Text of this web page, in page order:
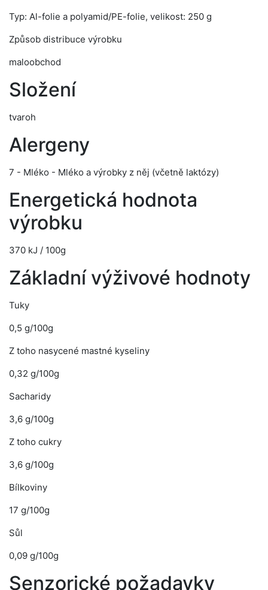
Typ: Al-folie a polyamid/PE-folie, velikost: 250 g
Způsob distribuce výrobku
maloobchod
Složení
tvaroh
Alergeny
7 - Mléko - Mléko a výrobky z něj (včetně laktózy)
Energetická hodnota
výrobku
370 kJ / 100g
Základní výživové hodnoty
Tuky
0,5 g/100g
Z toho nasycené mastné kyseliny
0,32 g/100g
Sacharidy
3,6 g/100g
Z toho cukry
3,6 g/100g
Bílkoviny
17 g/100g
Sůl
0,09 g/100g
Senzorické požadavky